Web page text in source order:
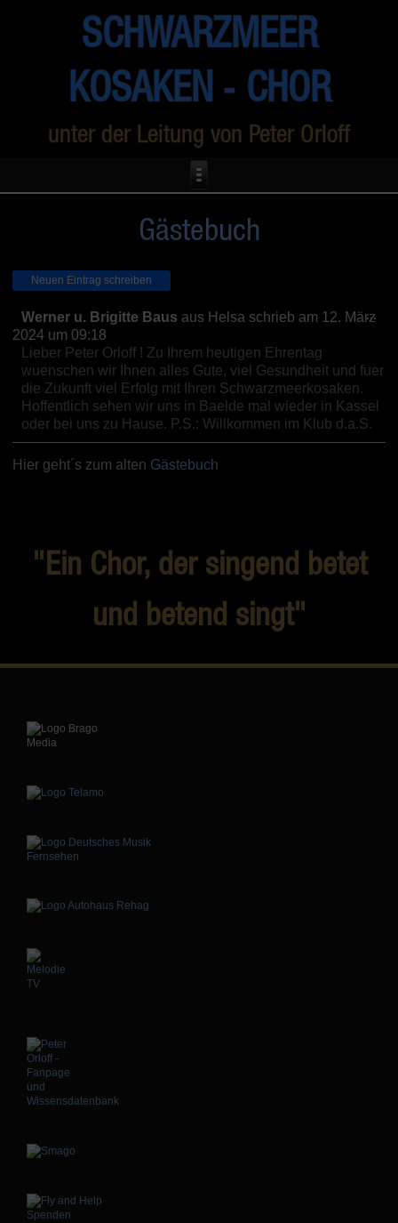
SCHWARZMEER
KOSAKEN ‑ CHOR
unter der Leitung von Peter Orloff
Gästebuch
Werner u. Brigitte Baus aus Helsa schrieb am 12. März
2024 um 09:18
Lieber Peter Orloff ! Zu Ihrem heutigen Ehrentag
wuenschen wir Ihnen alles Gute, viel Gesundheit und fuer
die Zukunft viel Erfolg mit Ihren Schwarzmeerkosaken.
Hoffentlich sehen wir uns in Baelde mal wieder in Kassel
oder bei uns zu Hause. P.S.: Willkommen im Klub d.a.S.
...
Hier geht´s zum alten Gästebuch
"Ein Chor, der singend betet
und betend singt"